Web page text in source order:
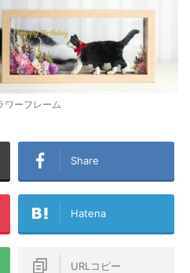
ワーフレーム
Share
Hatena
URLコピー